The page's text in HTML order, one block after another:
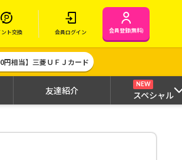
ント交換 会員ログイン 会員登録(無料)
円相当】三菱ＵＦＪカード
友達紹介
NEW
スペシャル